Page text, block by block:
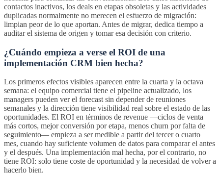
contactos inactivos, los deals en etapas obsoletas y las actividades
duplicadas normalmente no merecen el esfuerzo de migración:
limpian peor de lo que aportan. Antes de migrar, dedica tiempo a
auditar el sistema de origen y tomar esa decisión con criterio.
¿Cuándo empieza a verse el ROI de una
implementación CRM bien hecha?
Los primeros efectos visibles aparecen entre la cuarta y la octava
semana: el equipo comercial tiene el pipeline actualizado, los
managers pueden ver el forecast sin depender de reuniones
semanales y la dirección tiene visibilidad real sobre el estado de las
oportunidades. El ROI en términos de revenue —ciclos de venta
más cortos, mejor conversión por etapa, menos churn por falta de
seguimiento— empieza a ser medible a partir del tercer o cuarto
mes, cuando hay suficiente volumen de datos para comparar el antes
y el después. Una implementación mal hecha, por el contrario, no
tiene ROI: solo tiene coste de oportunidad y la necesidad de volver a
hacerlo bien.